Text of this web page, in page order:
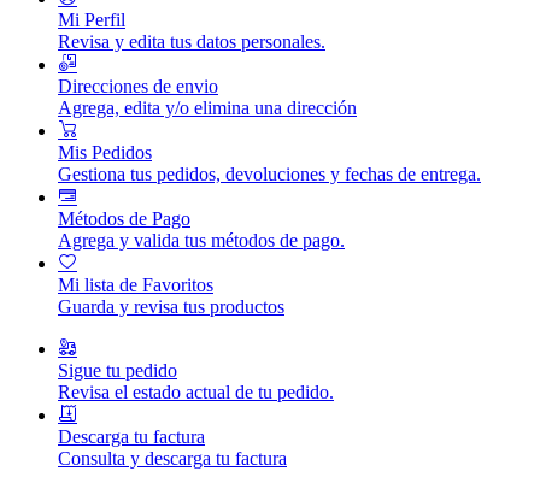
Mi Perfil
Revisa y edita tus datos personales.
Direcciones de envio
Agrega, edita y/o elimina una dirección
Mis Pedidos
Gestiona tus pedidos, devoluciones y fechas de entrega.
Métodos de Pago
Agrega y valida tus métodos de pago.
Mi lista de Favoritos
Guarda y revisa tus productos
Sigue tu pedido
Revisa el estado actual de tu pedido.
Descarga tu factura
Consulta y descarga tu factura